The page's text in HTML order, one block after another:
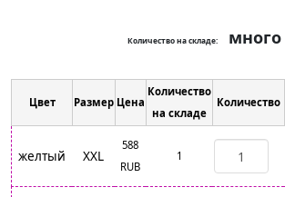
Количество на складе: много
Цвет Размер Цена
Количество
на складе
Количество
желтый XXL
588
RUB
1